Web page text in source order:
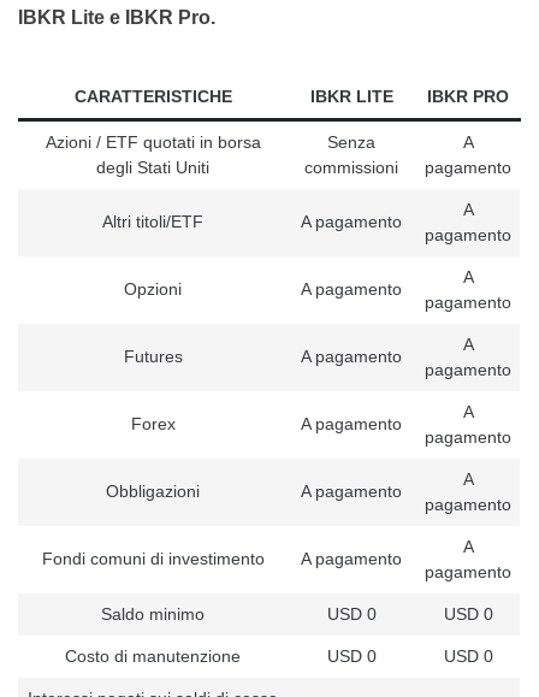
IBKR Lite e IBKR Pro.
CARATTERISTICHE IBKR LITE IBKR PRO
Azioni / ETF quotati in borsa
degli Stati Uniti
Senza
commissioni
A
pagamento
Altri titoli/ETF A pagamento
A
pagamento
Opzioni A pagamento
A
pagamento
Futures A pagamento
A
pagamento
Forex A pagamento
A
pagamento
Obbligazioni A pagamento
A
pagamento
Fondi comuni di investimento A pagamento
A
pagamento
Saldo minimo USD 0 USD 0
Costo di manutenzione USD 0 USD 0